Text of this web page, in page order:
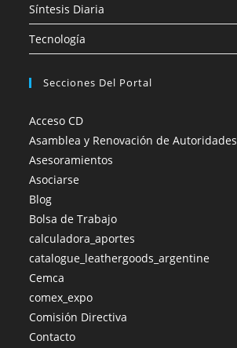
Síntesis Diaria
Tecnología
Secciones Del Portal
Acceso CD
Asamblea y Renovación de Autoridades
Asesoramientos
Asociarse
Blog
Bolsa de Trabajo
calculadora_aportes
catalogue_leathergoods_argentine
Cemca
comex_expo
Comisión Directiva
Contacto